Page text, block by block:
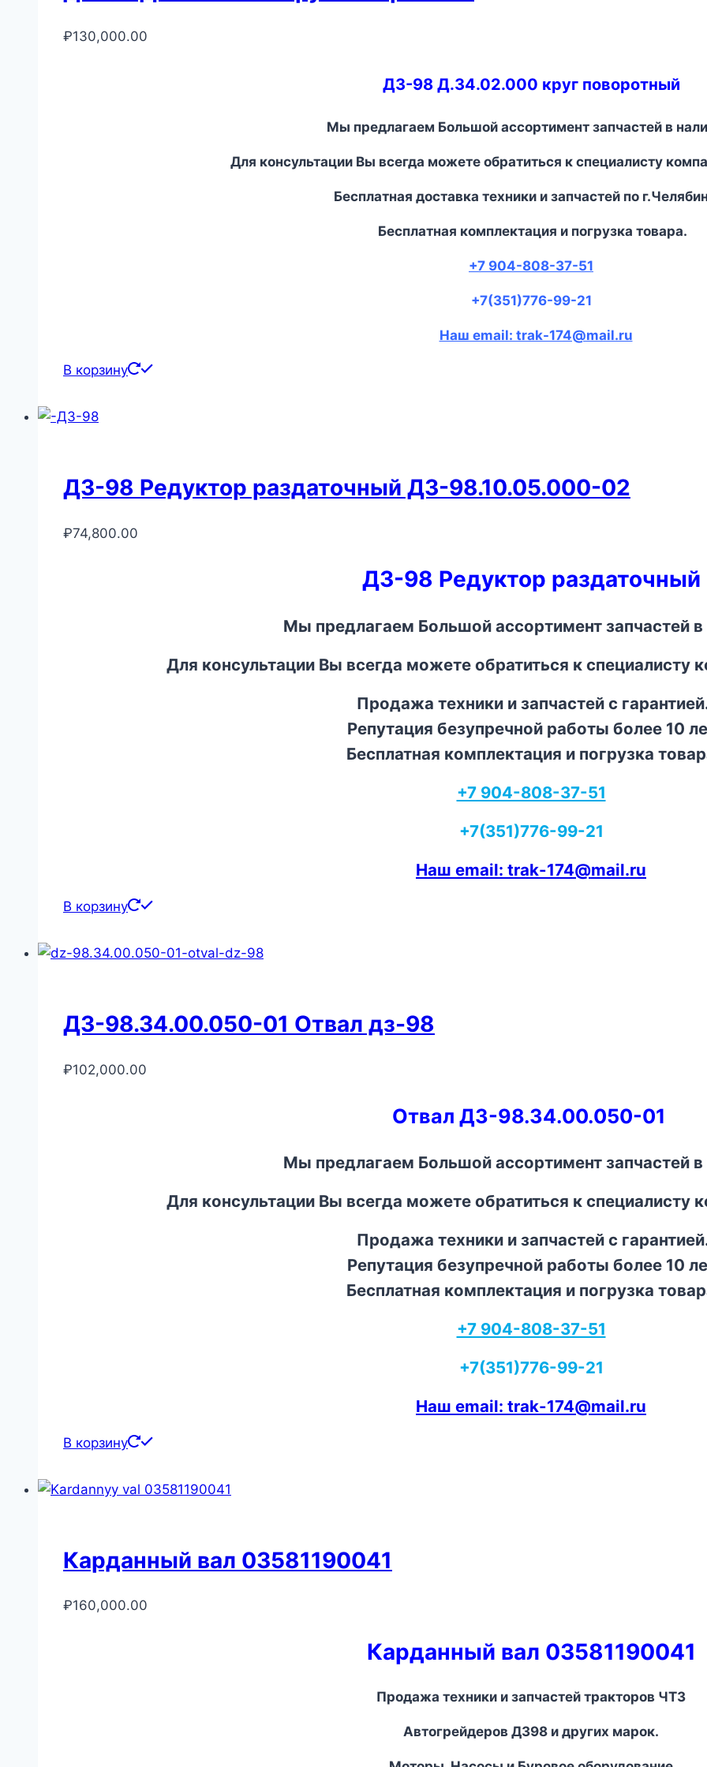
₽130,000.00
ДЗ-98 Д.34.02.000 круг поворотный
Мы предлагаем Большой ассортимент запчастей в
Для консультации Вы всегда можете обратиться к специалисту
Бесплатная доставка техники и запчастей по
Бесплатная комплектация и погрузка товара.
+7 904-808-37-51
+7(351)776-99-21
Наш email: trak-174@mail.ru
В корзину
ДЗ-98 Редуктор раздаточный ДЗ-98.10.05.000-02
₽74,800.00
ДЗ-98 Редуктор раздаточный
Мы предлагаем Большой ассортимент запчастей в
Для консультации Вы всегда можете обратиться к специалисту
Продажа техники и запчастей с
Репутация безупречной работы более 10
Бесплатная комплектация и погрузка
+7 904-808-37-51
+7(351)776-99-21
Наш email: trak-174@mail.ru
В корзину
ДЗ-98.34.00.050-01 Отвал дз-98
₽102,000.00
Отвал ДЗ-98.34.00.050-01
Мы предлагаем Большой ассортимент запчастей в
Для консультации Вы всегда можете обратиться к специалисту
Продажа техники и запчастей с
Репутация безупречной работы более 10
Бесплатная комплектация и погрузка
+7 904-808-37-51
+7(351)776-99-21
Наш email: trak-174@mail.ru
В корзину
Карданный вал 03581190041
₽160,000.00
Карданный вал 03581190041
Продажа техники и запчастей тракторов ЧТЗ
Автогрейдеров ДЗ98 и других марок.